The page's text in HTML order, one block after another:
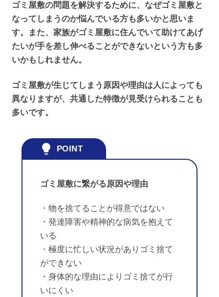
ゴミ屋敷の問題を解決するために、なぜゴミ屋敷と
なってしまうのか悩んでいる方も多いかと思いま
す。また、家族がゴミ屋敷に住んでいて助けてあげ
たいが手を差し伸べることができないという方も多
いかもしれません。
ゴミ屋敷が生じてしまう原因や理由は人によっても
異なりますが、共通した特徴が見受けられることも
多いです。
ゴミ屋敷に繋がる原因や理由
・物を捨てることが得意ではない
・発達障害や精神的な病気を抱えて
いる
・極度に忙しい状況がありゴミ捨て
ができない
・身体的な理由によりゴミ捨てが行
いにくい